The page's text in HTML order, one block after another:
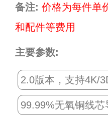
备注: 价格为每件单
和配件等费用
主要参数:
2.0版本，支持4K/
99.99%无氧铜线芯